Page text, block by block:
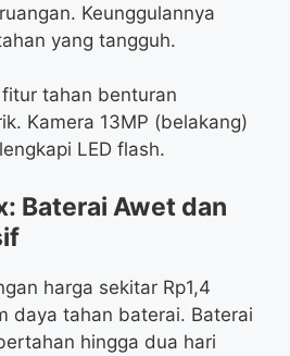
Keunggulannya
yang tangguh.
tahan benturan
Kamera 13MP (belakang)
LED flash.
Baterai Awet dan
harga sekitar Rp1,4
daya tahan baterai. Baterai
hingga dua hari